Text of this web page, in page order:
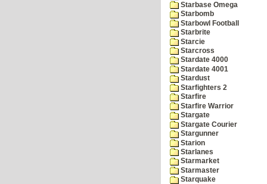
Starbase Omega
Starbomb
Starbowl Football
Starbrite
Starcie
Starcross
Stardate 4000
Stardate 4001
Stardust
Starfighters 2
Starfire
Starfire Warrior
Stargate
Stargate Courier
Stargunner
Starion
Starlanes
Starmarket
Starmaster
Starquake